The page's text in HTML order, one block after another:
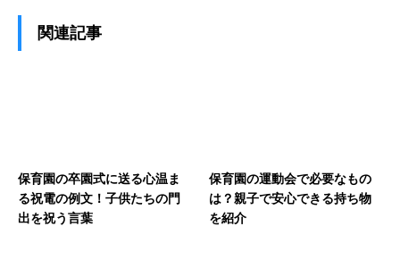
関連記事
保育園の卒園式に送る心温ま
る祝電の例文！子供たちの門
出を祝う言葉
保育園の運動会で必要なもの
は？親子で安心できる持ち物
を紹介